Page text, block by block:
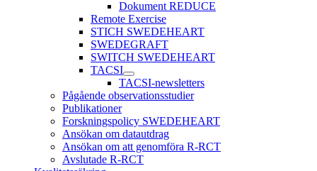
Dokument REDUCE
Remote Exercise
STICH SWEDEHEART
SWEDEGRAFT
SWITCH SWEDEHEART
TACSI
TACSI-newsletters
Pågående observationsstudier
Publikationer
Forskningspolicy SWEDEHEART
Ansökan om datautdrag
Ansökan om att genomföra R-RCT
Avslutade R-RCT